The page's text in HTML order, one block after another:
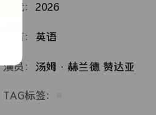
年代： 2026
语言： 英语
演员： 汤姆·赫兰德 赞达亚
TAG标签：